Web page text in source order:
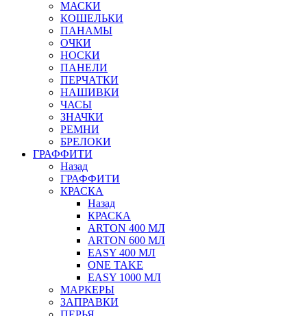
МАСКИ
КОШЕЛЬКИ
ПАНАМЫ
ОЧКИ
НОСКИ
ПАНЕЛИ
ПЕРЧАТКИ
НАШИВКИ
ЧАСЫ
ЗНАЧКИ
РЕМНИ
БРЕЛОКИ
ГРАФФИТИ
Назад
ГРАФФИТИ
КРАСКА
Назад
КРАСКА
ARTON 400 МЛ
ARTON 600 МЛ
EASY 400 МЛ
ONE TAKE
EASY 1000 МЛ
МАРКЕРЫ
ЗАПРАВКИ